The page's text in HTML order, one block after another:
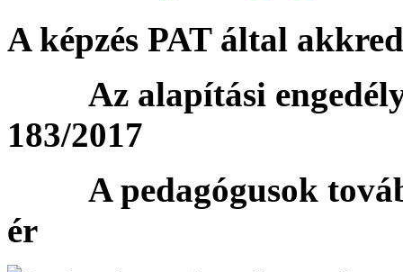
A képzés PAT által
Az alapítási engedély
183/2017
A pedagógusok
ér